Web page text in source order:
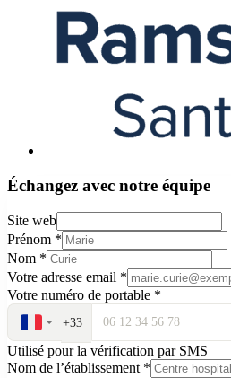
Échangez avec notre équipe
Site web
Prénom *
Nom *
Votre adresse email *
Votre numéro de portable *
+33
Utilisé pour la vérification par SMS
Nom de l’établissement *